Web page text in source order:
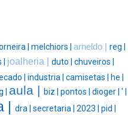
| melchiors | arneldo | reg |
joalheria | duto | chuveiros |
| industria | camisetas |
he |
| aula | biz | pontos | dioger | ' |
| dra | secretaria | 2023 | pid |